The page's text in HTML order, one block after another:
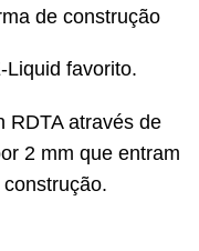
de construção
Liquid favorito.
RDTA através de
2 mm que entram